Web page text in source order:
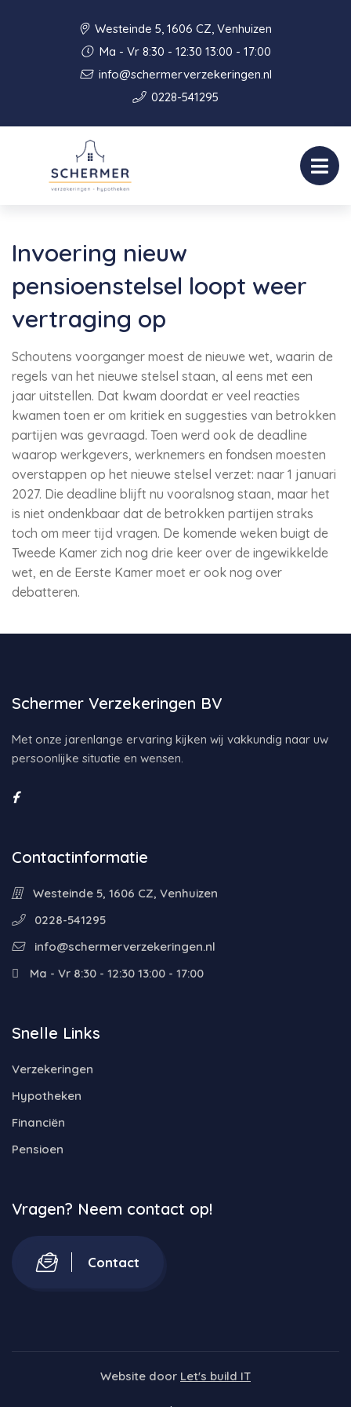
Westeinde 5, 1606 CZ, Venhuizen
Ma - Vr 8:30 - 12:30 13:00 - 17:00
info@schermerverzekeringen.nl
0228-541295
Invoering nieuw
pensioenstelsel loopt weer
vertraging op
Schoutens voorganger moest de nieuwe wet, waarin de
regels van het nieuwe stelsel staan, al eens met een
jaar uitstellen. Dat kwam doordat er veel reacties
kwamen toen er om kritiek en suggesties van betrokken
partijen was gevraagd. Toen werd ook de deadline
waarop werkgevers, werknemers en fondsen moesten
overstappen op het nieuwe stelsel verzet: naar 1 januari
2027. Die deadline blijft nu vooralsnog staan, maar het
is niet ondenkbaar dat de betrokken partijen straks
toch om meer tijd vragen. De komende weken buigt de
Tweede Kamer zich nog drie keer over de ingewikkelde
wet, en de Eerste Kamer moet er ook nog over
debatteren.
Schermer Verzekeringen BV
Met onze jarenlange ervaring kijken wij vakkundig naar uw
persoonlijke situatie en wensen.
Contactinformatie
Westeinde 5, 1606 CZ, Venhuizen
0228-541295
info@schermerverzekeringen.nl
Ma - Vr 8:30 - 12:30 13:00 - 17:00
Snelle Links
Verzekeringen
Hypotheken
Financiën
Pensioen
Vragen? Neem contact op!
Contact
Website door Let's build IT